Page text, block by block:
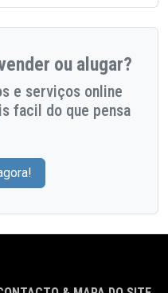
ou alugar?
e serviços online
facil do que pensa